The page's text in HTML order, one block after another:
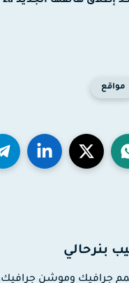
جرافيك وموشن